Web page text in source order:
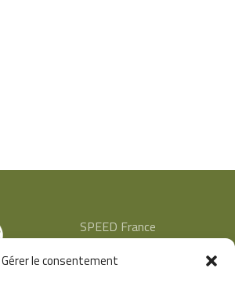
Gérer le consentement
SPEED France
69400 ARNAS